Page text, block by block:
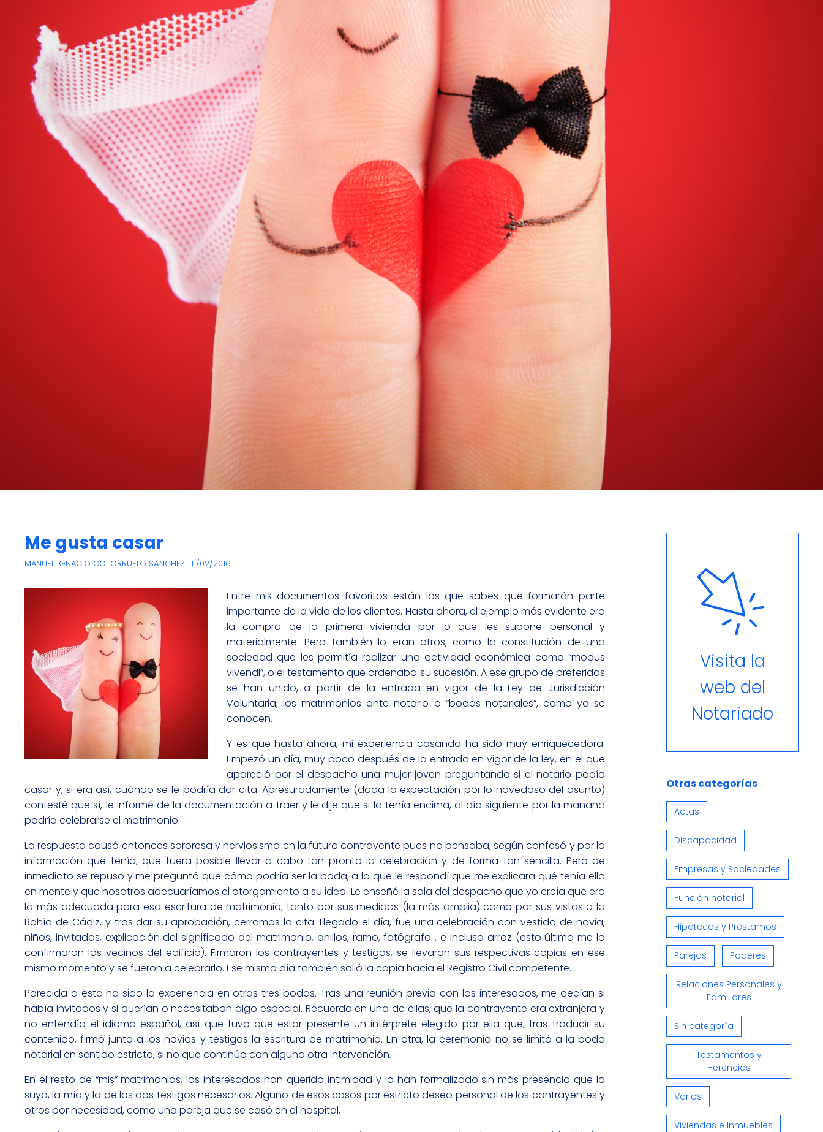
Me gusta casar
MANUEL IGNACIO COTORRUELO SÁNCHEZ 11/02/2016
Entre mis documentos favoritos están los que sabes que formarán parte
importante de la vida de los clientes. Hasta ahora, el ejemplo más evidente era
la compra de la primera vivienda por lo que les supone personal y
materialmente. Pero también lo eran otros, como la constitución de una
sociedad que les permitía realizar una actividad económica como “modus
vivendi”, o el testamento que ordenaba su sucesión. A ese grupo de preferidos
se han unido, a partir de la entrada en vigor de la Ley de Jurisdicción
Voluntaria, los matrimonios ante notario o “bodas notariales”, como ya se
conocen.
Y es que hasta ahora, mi experiencia casando ha sido muy enriquecedora.
Empezó un día, muy poco después de la entrada en vigor de la ley, en el que
apareció por el despacho una mujer joven preguntando si el notario podía
casar y, si era así, cuándo se le podría dar cita. Apresuradamente (dada la expectación por lo novedoso del asunto)
contesté que sí, le informé de la documentación a traer y le dije que si la tenía encima, al día siguiente por la mañana
podría celebrarse el matrimonio.
La respuesta causó entonces sorpresa y nerviosismo en la futura contrayente pues no pensaba, según confesó y por la
información que tenía, que fuera posible llevar a cabo tan pronto la celebración y de forma tan sencilla. Pero de
inmediato se repuso y me preguntó que cómo podría ser la boda, a lo que le respondí que me explicara qué tenía ella
en mente y que nosotros adecuaríamos el otorgamiento a su idea. Le enseñé la sala del despacho que yo creía que era
la más adecuada para esa escritura de matrimonio, tanto por sus medidas (la más amplia) como por sus vistas a la
Bahía de Cádiz, y tras dar su aprobación, cerramos la cita. Llegado el día, fue una celebración con vestido de novia,
niños, invitados, explicación del significado del matrimonio, anillos, ramo, fotógrafo… e incluso arroz (esto último me lo
confirmaron los vecinos del edificio). Firmaron los contrayentes y testigos, se llevaron sus respectivas copias en ese
mismo momento y se fueron a celebrarlo. Ese mismo día también salió la copia hacia el Registro Civil competente.
Parecida a ésta ha sido la experiencia en otras tres bodas. Tras una reunión previa con los interesados, me decían si
había invitados y si querían o necesitaban algo especial. Recuerdo en una de ellas, que la contrayente era extranjera y
no entendía el idioma español, así que tuvo que estar presente un intérprete elegido por ella que, tras traducir su
contenido, firmó junto a los novios y testigos la escritura de matrimonio. En otra, la ceremonia no se limitó a la boda
notarial en sentido estricto, si no que continúo con alguna otra intervención.
En el resto de “mis” matrimonios, los interesados han querido intimidad y lo han formalizado sin más presencia que la
suya, la mía y la de los dos testigos necesarios. Alguno de esos casos por estricto deseo personal de los contrayentes y
otros por necesidad, como una pareja que se casó en el hospital.
Visita la
web del
Notariado
Otras categorías
Actas
Discapacidad
Empresas y Sociedades
Función notarial
Hipotecas y Préstamos
Parejas Poderes
Relaciones Personales y
Familiares
Sin categoría
Testamentos y
Herencias
Varios
Viviendas e Inmuebles